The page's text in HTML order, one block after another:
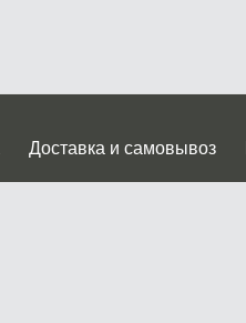
Доставка и самовывоз